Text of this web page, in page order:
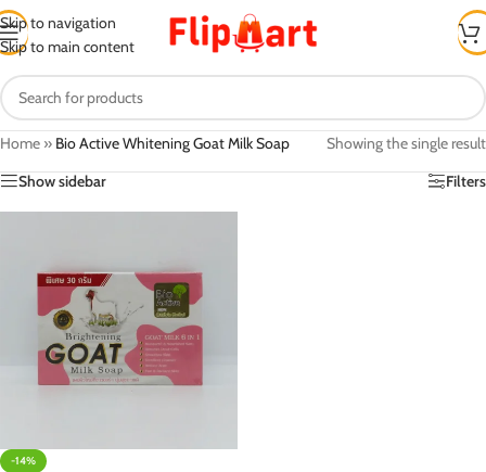
Skip to navigation
Skip to main content
Home » Bio Active Whitening Goat Milk Soap
Showing the single result
Show sidebar
Filters
-14%